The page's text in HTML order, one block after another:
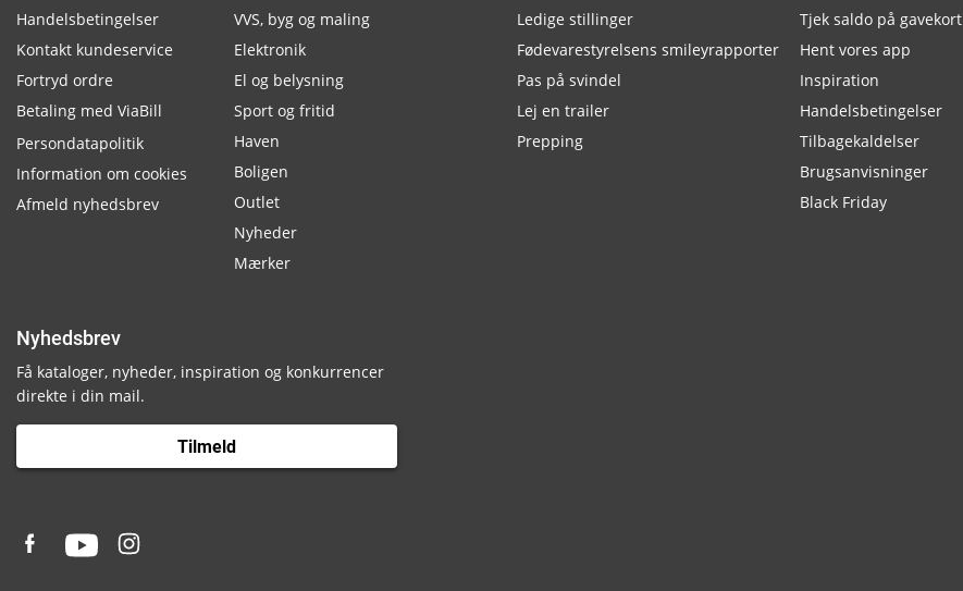
Handelsbetingelser
Kontakt kundeservice
Fortryd ordre
Betaling med ViaBill
Persondatapolitik
Information om cookies
Afmeld nyhedsbrev
VVS, byg og maling
Elektronik
El og belysning
Sport og fritid
Haven
Boligen
Outlet
Nyheder
Mærker
Ledige stillinger
Fødevarestyrelsens smileyrapporter
Pas på svindel
Lej en trailer
Prepping
Tjek saldo på gavekort
Hent vores app
Inspiration
Handelsbetingelser
Tilbagekaldelser
Brugsanvisninger
Black Friday
Nyhedsbrev
Få kataloger, nyheder, inspiration og konkurrencer
direkte i din mail.
Tilmeld